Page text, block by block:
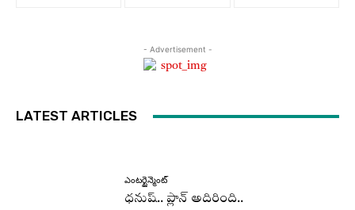
- Advertisement -
LATEST ARTICLES
ఎంటర్టైన్మెంట్
ధనుష్‌.. ప్లాన్ అదిరింది..